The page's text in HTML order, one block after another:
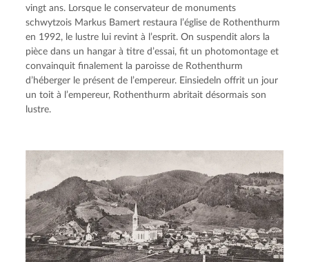
vingt ans. Lorsque le conservateur de monuments
schwytzois Markus Bamert restaura l’église de Rothenthurm
en 1992, le lustre lui revint à l’esprit. On suspendit alors la
pièce dans un hangar à titre d’essai, fit un photomontage et
convainquit finalement la paroisse de Rothenthurm
d’héberger le présent de l’empereur. Einsiedeln offrit un jour
un toit à l’empereur, Rothenthurm abritait désormais son
lustre.